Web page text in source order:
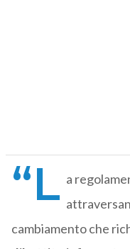
“L a
cambiamento che